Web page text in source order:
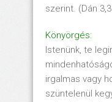
szerint. (Dán
Könyörgés:
Istenünk, te
irgalmas vagy
szüntelenül